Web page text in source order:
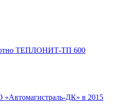
ТЕПЛОНИТ-ТП 600
ДК» в 2015